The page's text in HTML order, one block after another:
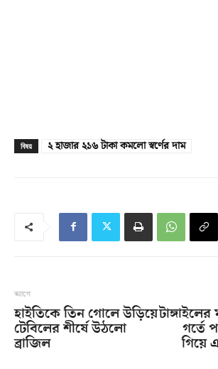
বিষয় ২ হাজার ২১৬ টাকা কমলো স্বর্ণের দাম
আগে
হাইতিকে তিন গোলে উড়িয়ে
টেবিলের শীর্ষে উঠলো
ব্রাজিল
গর্তে
গিয়ে